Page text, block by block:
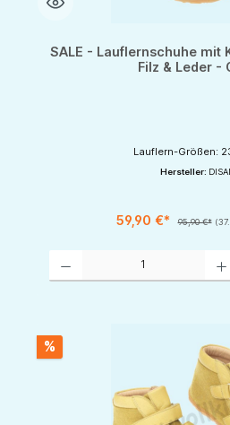
SALE - Lauflernschuhe mit
Filz & Leder -
Lauflern-Größen:
Hersteller:
59,90 €* 95,90 €*
%